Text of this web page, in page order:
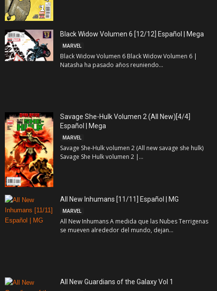
Black Widow Volumen 6 [12/12] Español | Mega
MARVEL
Black Widow Volumen 6 Black Widow Volumen 6 |
Natasha ha pasado años reuniendo...
Savage She-Hulk Volumen 2 (All New)[4/4]
Español | Mega
MARVEL
Savage She-Hulk volumen 2 (All new savage she hulk)
Savage She Hulk volumen 2 |...
All New Inhumans [11/11] Español | MG
MARVEL
All New Inhumans A medida que las Nubes Terrigenas
se mueven alrededor del mundo, dejan...
All New Guardians of the Galaxy Vol 1